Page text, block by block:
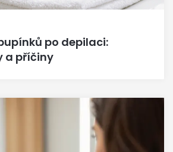
po depilaci:
a příčiny